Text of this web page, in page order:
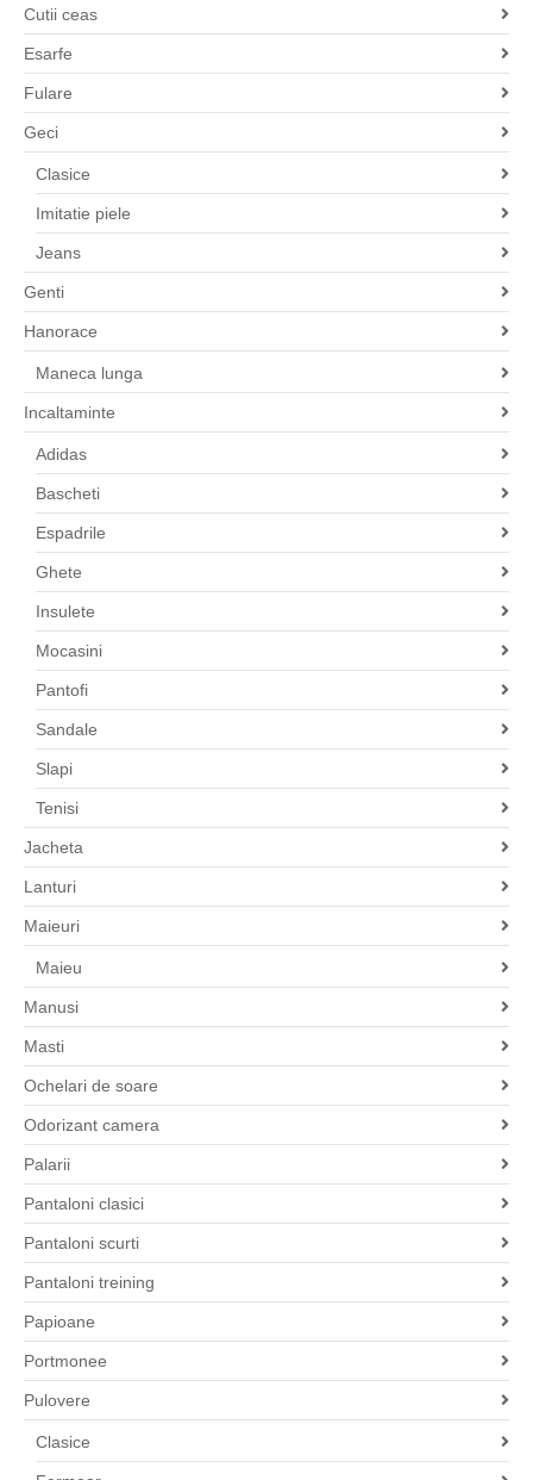
Cutii ceas
Esarfe
Fulare
Geci
Clasice
Imitatie piele
Jeans
Genti
Hanorace
Maneca lunga
Incaltaminte
Adidas
Bascheti
Espadrile
Ghete
Insulete
Mocasini
Pantofi
Sandale
Slapi
Tenisi
Jacheta
Lanturi
Maieuri
Maieu
Manusi
Masti
Ochelari de soare
Odorizant camera
Palarii
Pantaloni clasici
Pantaloni scurti
Pantaloni treining
Papioane
Portmonee
Pulovere
Clasice